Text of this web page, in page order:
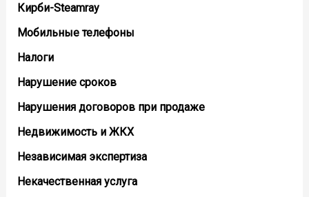
Кирби-Steamray
Мобильные телефоны
Налоги
Нарушение сроков
Нарушения договоров при продаже
Недвижимость и ЖКХ
Независимая экспертиза
Некачественная услуга